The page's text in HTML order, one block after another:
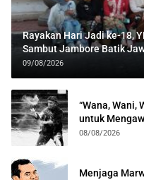
Rayakan Hari Jadi ke-18,
Sambut Jambore Batik
09/08/2026
“Wana, Wani,
untuk
08/08/2026
Menjaga